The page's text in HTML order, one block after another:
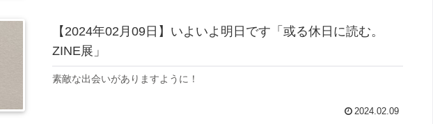
【2024年02月09日】いよいよ明日です「或る休日に読む。
ZINE展」
素敵な出会いがありますように！
2024.02.09